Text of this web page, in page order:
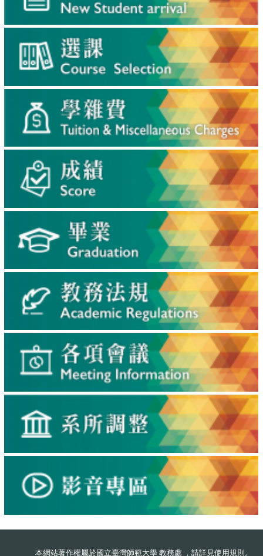
本網站著作權屬於國立臺灣師範大學 教務處 ，請詳見使用規則。